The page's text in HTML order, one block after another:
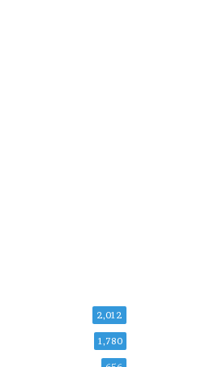
2,012
1,780